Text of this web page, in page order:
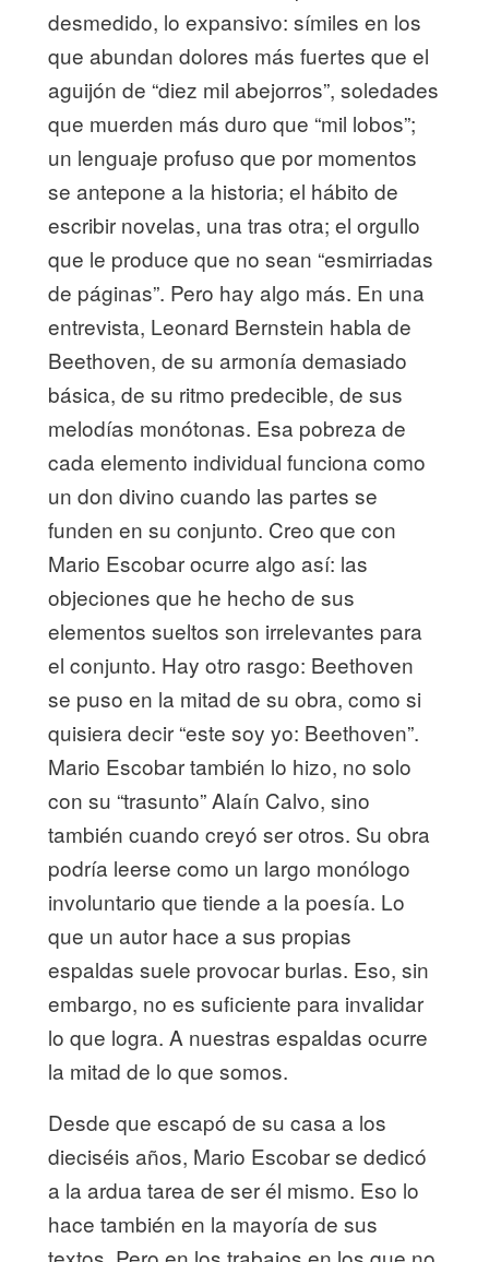
desmedido, lo expansivo: símiles en los
que abundan dolores más fuertes que el
aguijón de “diez mil abejorros”, soledades
que muerden más duro que “mil lobos”;
un lenguaje profuso que por momentos
se antepone a la historia; el hábito de
escribir novelas, una tras otra; el orgullo
que le produce que no sean “esmirriadas
de páginas”. Pero hay algo más. En una
entrevista, Leonard Bernstein habla de
Beethoven, de su armonía demasiado
básica, de su ritmo predecible, de sus
melodías monótonas. Esa pobreza de
cada elemento individual funciona como
un don divino cuando las partes se
funden en su conjunto. Creo que con
Mario Escobar ocurre algo así: las
objeciones que he hecho de sus
elementos sueltos son irrelevantes para
el conjunto. Hay otro rasgo: Beethoven
se puso en la mitad de su obra, como si
quisiera decir “este soy yo: Beethoven”.
Mario Escobar también lo hizo, no solo
con su “trasunto” Alaín Calvo, sino
también cuando creyó ser otros. Su obra
podría leerse como un largo monólogo
involuntario que tiende a la poesía. Lo
que un autor hace a sus propias
espaldas suele provocar burlas. Eso, sin
embargo, no es suficiente para invalidar
lo que logra. A nuestras espaldas ocurre
la mitad de lo que somos.
Desde que escapó de su casa a los
dieciséis años, Mario Escobar se dedicó
a la ardua tarea de ser él mismo. Eso lo
hace también en la mayoría de sus